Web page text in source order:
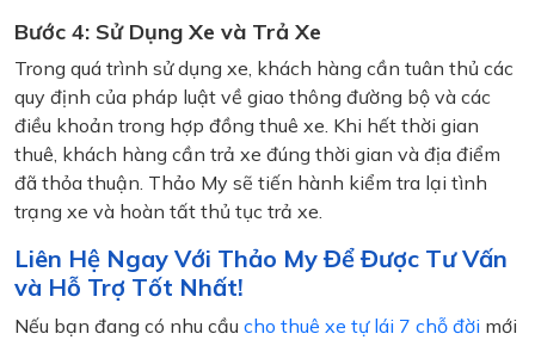
Bước 4: Sử Dụng Xe và Trả Xe
Trong quá trình sử dụng xe, khách hàng cần tuân thủ các
quy định của pháp luật về giao thông đường bộ và các
điều khoản trong hợp đồng thuê xe. Khi hết thời gian
thuê, khách hàng cần trả xe đúng thời gian và địa điểm
đã thỏa thuận. Thảo My sẽ tiến hành kiểm tra lại tình
trạng xe và hoàn tất thủ tục trả xe.
Liên Hệ Ngay Với Thảo My Để Được Tư Vấn
và Hỗ Trợ Tốt Nhất!
Nếu bạn đang có nhu cầu cho thuê xe tự lái 7 chỗ đời mới